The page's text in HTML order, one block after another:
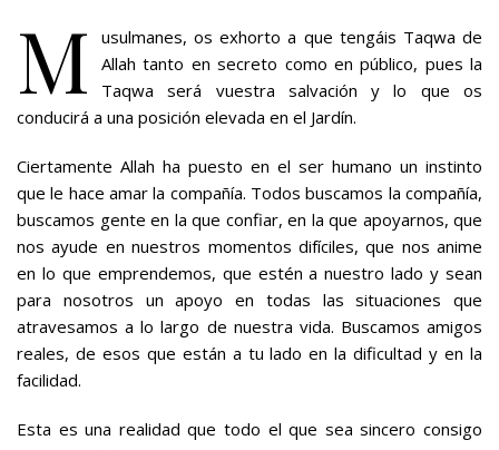
M
usulmanes, os exhorto a que tengáis Taqwa de
Allah tanto en secreto como en público, pues la
Taqwa será vuestra salvación y lo que os
conducirá a una posición elevada en el Jardín.
Ciertamente Allah ha puesto en el ser humano un instinto
que le hace amar la compañía. Todos buscamos la compañía,
buscamos gente en la que confiar, en la que apoyarnos, que
nos ayude en nuestros momentos difíciles, que nos anime
en lo que emprendemos, que estén a nuestro lado y sean
para nosotros un apoyo en todas las situaciones que
atravesamos a lo largo de nuestra vida. Buscamos amigos
reales, de esos que están a tu lado en la dificultad y en la
facilidad.
Esta es una realidad que todo el que sea sincero consigo